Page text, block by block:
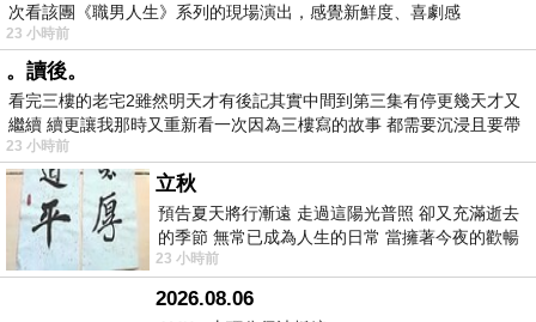
次看該團《職男人生》系列的現場演出，感覺新鮮度、喜劇感
23 小時前
。讀後。
看完三樓的老宅2雖然明天才有後記其實中間到第三集有停更幾天才又
繼續 續更讓我那時又重新看一次因為三樓寫的故事 都需要沉浸且要帶
有
23 小時前
立秋
預告夏天將行漸遠 走過這陽光普照 卻又充滿逝去
的季節 無常已成為人生的日常 當擁著今夜的歡暢
舒心 轉眼驟成昨日 而明晨 太陽
23 小時前
2026.08.06